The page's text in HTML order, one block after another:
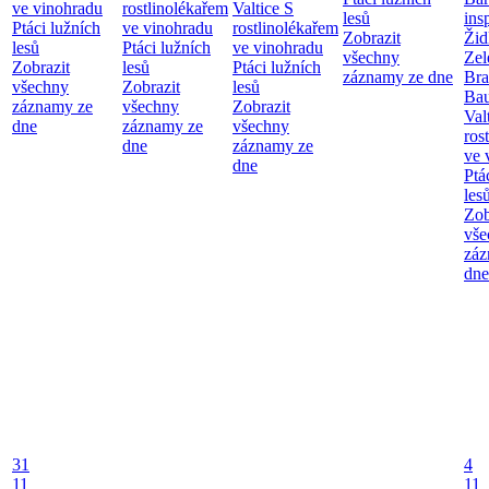
ve vinohradu
Ptáci lužních
lesů
Zobrazit
všechny
záznamy ze
dne
rostlinolékařem
ve vinohradu
Ptáci lužních
lesů
Zobrazit
všechny
záznamy ze
dne
Valtice S
rostlinolékařem
ve vinohradu
Ptáci lužních
lesů
Zobrazit
všechny
záznamy ze
dne
lesů
Zobrazit
všechny
záznamy ze dne
ve
dne
31
11
4
11